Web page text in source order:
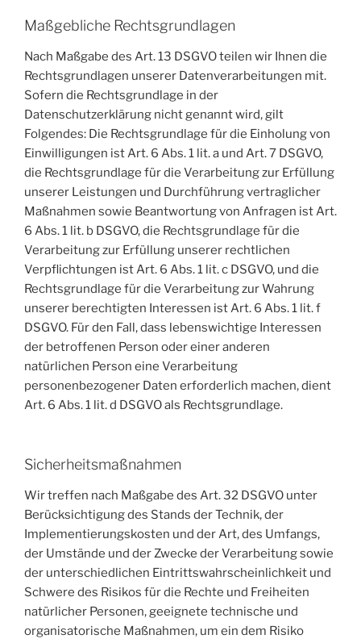
Maßgebliche Rechtsgrundlagen
Nach Maßgabe des Art. 13 DSGVO teilen wir Ihnen die
Rechtsgrundlagen unserer Datenverarbeitungen mit.
Sofern die Rechtsgrundlage in der
Datenschutzerklärung nicht genannt wird, gilt
Folgendes: Die Rechtsgrundlage für die Einholung von
Einwilligungen ist Art. 6 Abs. 1 lit. a und Art. 7 DSGVO,
die Rechtsgrundlage für die Verarbeitung zur Erfüllung
unserer Leistungen und Durchführung vertraglicher
Maßnahmen sowie Beantwortung von Anfragen ist Art.
6 Abs. 1 lit. b DSGVO, die Rechtsgrundlage für die
Verarbeitung zur Erfüllung unserer rechtlichen
Verpflichtungen ist Art. 6 Abs. 1 lit. c DSGVO, und die
Rechtsgrundlage für die Verarbeitung zur Wahrung
unserer berechtigten Interessen ist Art. 6 Abs. 1 lit. f
DSGVO. Für den Fall, dass lebenswichtige Interessen
der betroffenen Person oder einer anderen
natürlichen Person eine Verarbeitung
personenbezogener Daten erforderlich machen, dient
Art. 6 Abs. 1 lit. d DSGVO als Rechtsgrundlage.
Sicherheitsmaßnahmen
Wir treffen nach Maßgabe des Art. 32 DSGVO unter
Berücksichtigung des Stands der Technik, der
Implementierungskosten und der Art, des Umfangs,
der Umstände und der Zwecke der Verarbeitung sowie
der unterschiedlichen Eintrittswahrscheinlichkeit und
Schwere des Risikos für die Rechte und Freiheiten
natürlicher Personen, geeignete technische und
organisatorische Maßnahmen, um ein dem Risiko